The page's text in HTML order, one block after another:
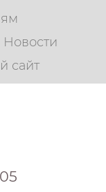
Новости
сайт